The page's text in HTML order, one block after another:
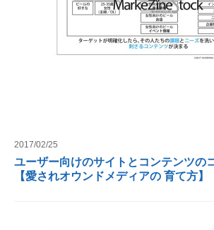
2017/02/25
ユーザー向けのサイトとコンテンツの
【愛されオウンドメディアの 育て方】